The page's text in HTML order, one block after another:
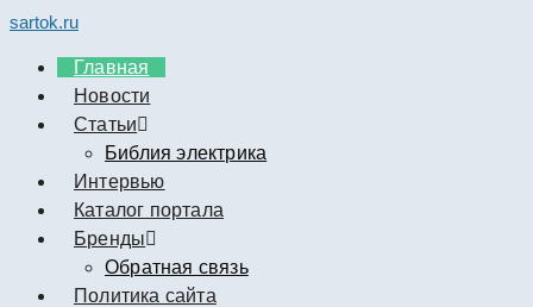
sartok.ru
Главная
Новости
Cтатьи
Библия электрика
Интервью
Каталог портала
Бренды
Обратная связь
Политика сайта